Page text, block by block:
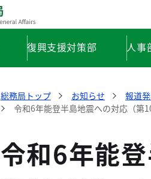
復興支援対策部 人事
総務局トップ お知らせ 報道
令和6年能登半島地震への対応（第
令和6年能